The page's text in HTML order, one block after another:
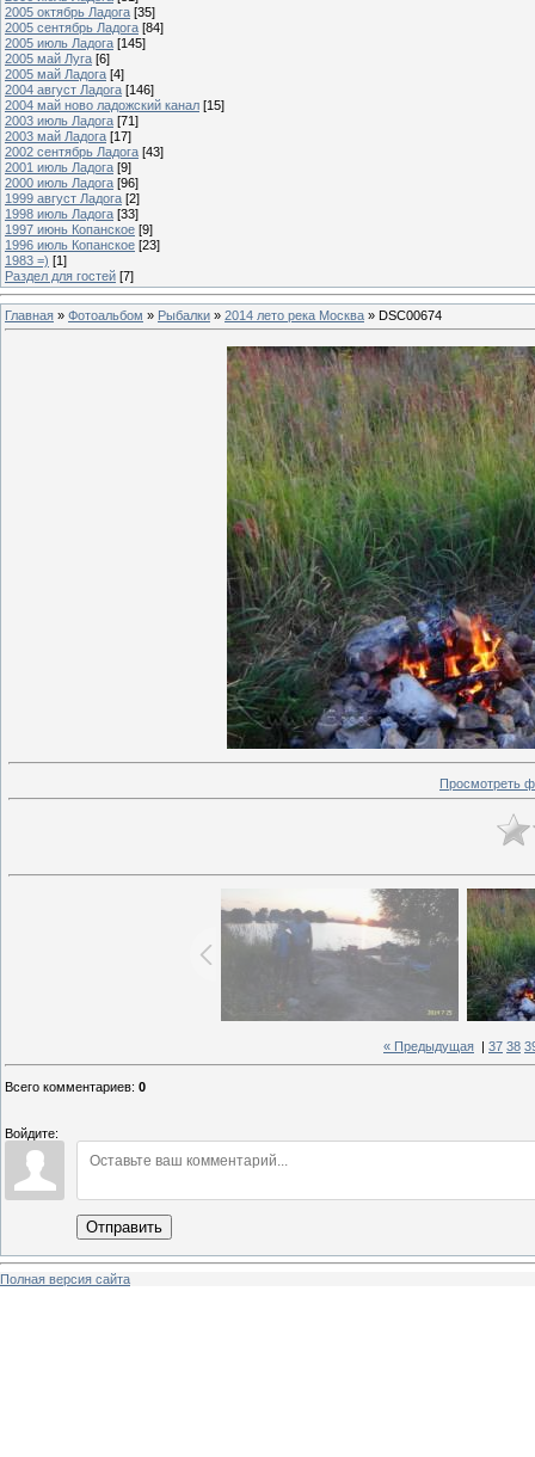
2005 октябрь Ладога [35]
2005 сентябрь Ладога [84]
2005 июль Ладога [145]
2005 май Луга [6]
2005 май Ладога [4]
2004 август Ладога [146]
2004 май ново ладожский канал [15]
2003 июль Ладога [71]
2003 май Ладога [17]
2002 сентябрь Ладога [43]
2001 июль Ладога [9]
2000 июль Ладога [96]
1999 август Ладога [2]
1998 июль Ладога [33]
1997 июнь Копанское [9]
1996 июль Копанское [23]
1983 =) [1]
Раздел для гостей [7]
Главная » Фотоальбом » Рыбалки » 2014 лето река Москва » DSC00674
Просмотреть
« Предыдущая 37 38
Всего комментариев: 0
Войдите:
Отправить
Полная версия сайта